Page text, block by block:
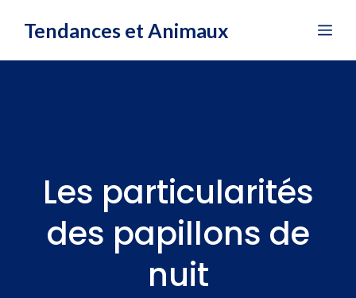
Tendances et Animaux
Les particularités
des papillons de
nuit